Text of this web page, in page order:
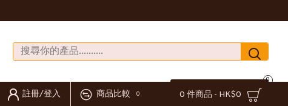
註冊/登入 商品比較 0 0 件商品 - HK$0
0